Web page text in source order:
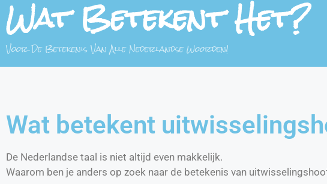
Wat Betekent Het?
Voor De Betekenis Van Alle Nederlandse Woorden!
Wat betekent
De Nederlandse taal is niet altijd even makkelijk.
Waarom ben je anders op zoek naar de betekenis van